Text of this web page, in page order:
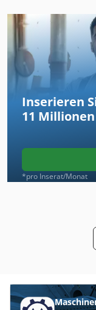
Inserieren
11 Millionen
*pro Inserat/Monat